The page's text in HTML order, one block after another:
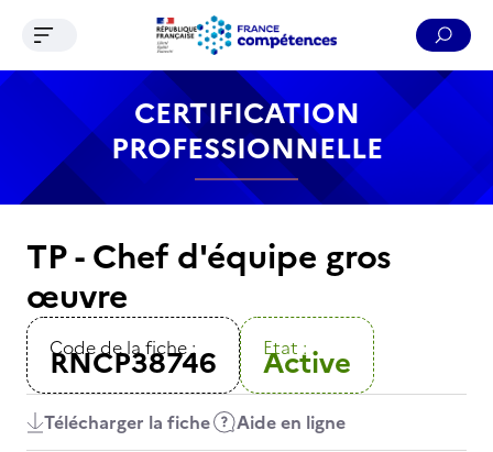
Contenu Recherche Menu Pied de page
Ouvrir le menu de navigation
CERTIFICATION
PROFESSIONNELLE
TP - Chef d'équipe gros
œuvre
Code de la fiche :
RNCP38746 Etat :
Active
Télécharger la fiche Aide en ligne